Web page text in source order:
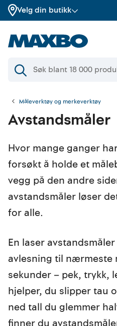
Velg din butikk
Måleverktøy og merkeverktøy
Avstandsmåler
Hvor mange ganger
forsøkt å holde et
vegg på den andre
avstandsmåler løser
for alle.
En laser
avlesning til nærmeste
sekunder – pek, trykk,
hjelper, du slipper tau
ned tall du glemmer